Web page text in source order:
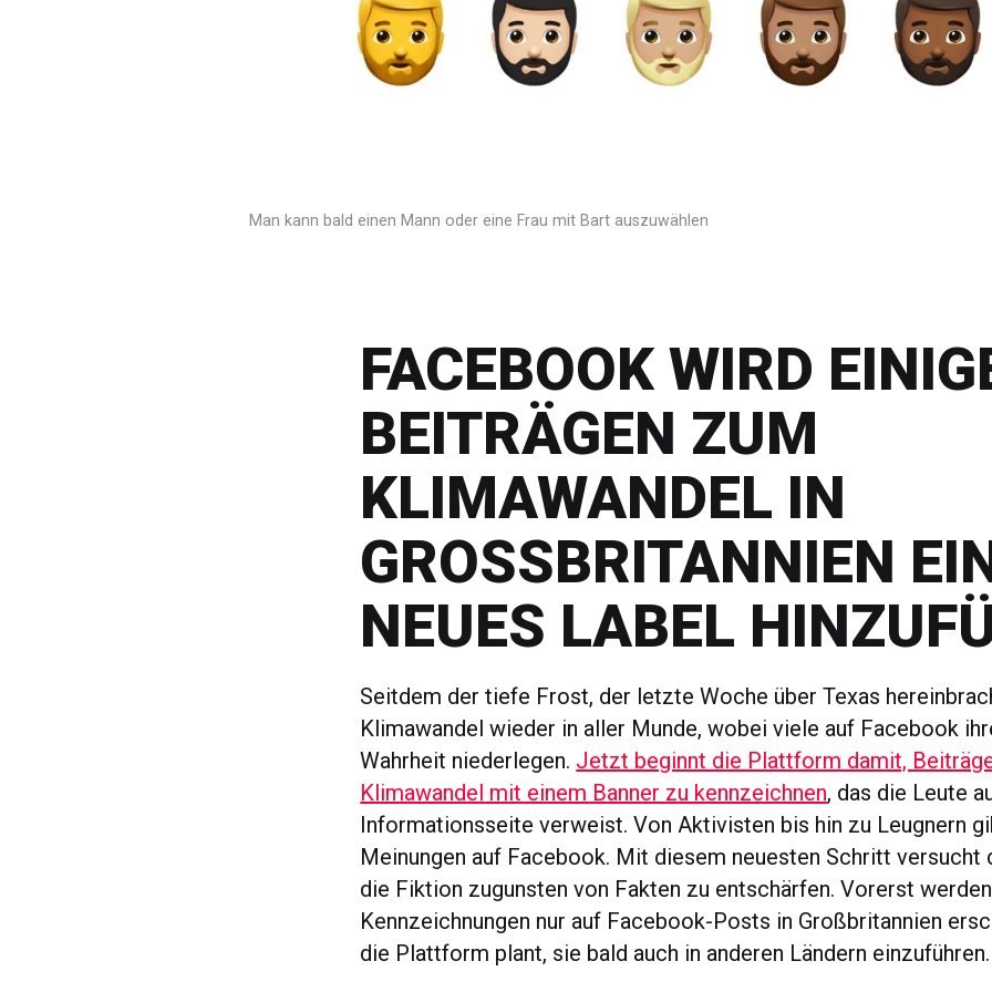
Man kann bald einen Mann oder eine Frau mit Bart auszuwählen
FACEBOOK WIRD
BEITRÄGEN ZUM
KLIMAWANDEL IN
GROSSBRITANNIEN EIN
EUES LABEL
Seitdem der tiefe Frost, der letzte Woche über Texas
Klimawandel wieder in aller Munde, wobei viele auf Facebook
Wahrheit niederlegen. Jetzt beginnt die Plattform damit,
Klimawandel mit einem Banner zu kennzeichnen, das die Leute
Informationsseite verweist. Von Aktivisten bis hin zu Leugnern
Meinungen auf Facebook. Mit diesem neuesten Schritt
die Fiktion zugunsten von Fakten zu entschärfen. Vorerst
Kennzeichnungen nur auf Facebook-Posts in Großbritannien
die Plattform plant, sie bald auch in anderen Ländern einzuführen.